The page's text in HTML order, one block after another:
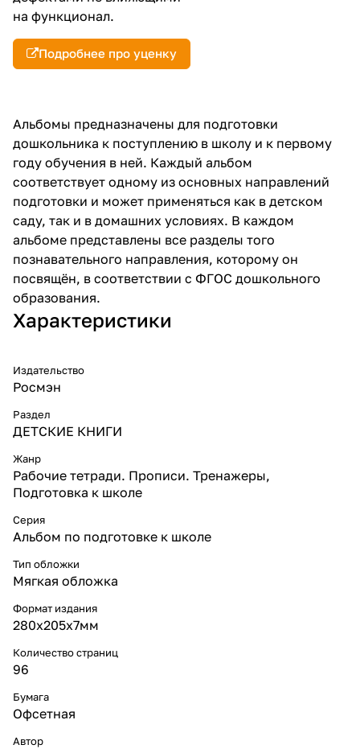
на функционал.
Подробнее про уценку
Альбомы предназначены для подготовки
дошкольника к поступлению в школу и к первому
году обучения в ней. Каждый альбом
соответствует одному из основных направлений
подготовки и может применяться как в детском
саду, так и в домашних условиях. В каждом
альбоме представлены все разделы того
познавательного направления, которому он
посвящён, в соответствии с ФГОС дошкольного
образования.
Характеристики
Издательство
Росмэн
Раздел
ДЕТСКИЕ КНИГИ
Жанр
Рабочие тетради. Прописи. Тренажеры,
Подготовка к школе
Серия
Альбом по подготовке к школе
Тип обложки
Мягкая обложка
Формат издания
280х205х7мм
Количество страниц
96
Бумага
Офсетная
Автор